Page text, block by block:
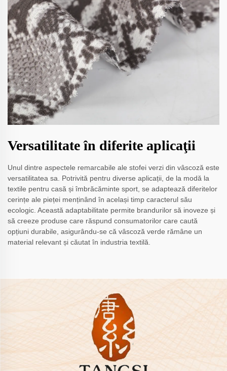
Versatilitate în diferite aplicaţii
Unul dintre aspectele remarcabile ale stofei verzi din vâscoză este
versatilitatea sa. Potrivită pentru diverse aplicații, de la modă la
textile pentru casă și îmbrăcăminte sport, se adaptează diferitelor
cerințe ale pieței menținând în același timp caracterul său
ecologic. Această adaptabilitate permite brandurilor să inoveze și
să creeze produse care răspund consumatorilor care caută
opțiuni durabile, asigurându-se că vâscoză verde rămâne un
material relevant și căutat în industria textilă.